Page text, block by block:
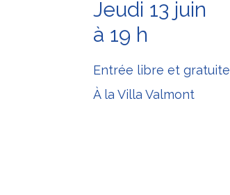
Jeudi 13 juin
à 19 h
Entrée libre et gratuite
À la Villa Valmont